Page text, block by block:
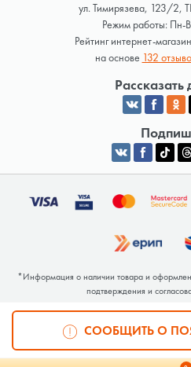
СООБЩИТЬ О
ул. Тимирязева, 123/2,
Режим работы: Пн-
Рейтинг интернет-
на основе 132
Рассказать
*Информация о наличии товара и
подтверждения и
Общество с ограниченной
220062, г. Минск, ул. Тимирязева, дом
220062, г. Минск, ул. Тимирязева, дом
Интернет-магазин зарегистрирован в